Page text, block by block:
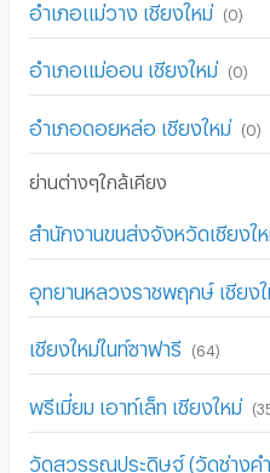
อำเภอแม่วาง เชียงใหม่ (0)
อำเภอแม่ออน เชียงใหม่ (0)
อำเภอดอยหล่อ เชียงใหม่ (0)
ย่านต่างๆใกล้เคียง
สำนักงานขนส่งจังหวัดเชียงใ
อุทยานหลวงราชพฤกษ์ เชียงใ
เชียงใหม่ไนท์ซาฟารี (64 )
พรีเมี่ยม เอาท์เล็ท เชียงใหม่ (
วัดสุวรรณประดิษฐ์ (วัดช่างค